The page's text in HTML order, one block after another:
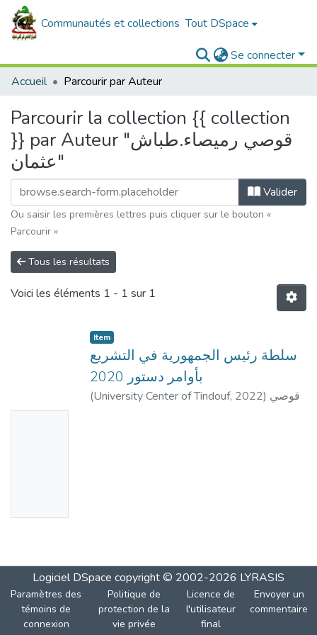
Communautés et collections Tout DSpace
Se connecter
Accueil
Parcourir par Auteur
Parcourir la collection {{ collection
}} par Auteur "قوصي رميصاء.طباش
عثمان"
Valider
Ou saisir les premières lettres puis cliquer sur le bouton «
Parcourir »
Tous les résultats
Voici les éléments 1 - 1 sur 1
Item
سلطة رئيس الجمهورية في التشريع
بأوامر دستور 2020
(University Center of Tindouf, 2022) قوصي
Logiciel DSpace copyright © 2002-2026 LYRASIS
Paramètres des
témoins de
connexion
Politique de
protection de la
vie privée
Licence de
l'utilisateur
final
Envoyer un
commentaire